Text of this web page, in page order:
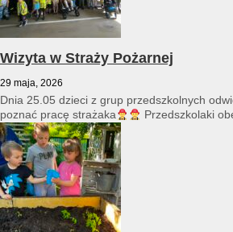
Wizyta w Straży Pożarnej
29 maja, 2026
Dnia 25.05 dzieci z grup przedszkolnych
poznać pracę strażaka
Przedszkolaki
i...